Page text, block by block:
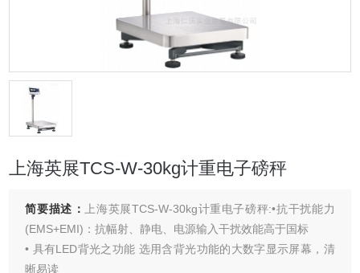
上海英展TCS-W-30kg计重电子磅秤
简要描述：
上海英展TCS-W-30kg计重电子磅秤:•抗干扰能力
(EMS+EMI)：抗幅射、静电、电源输入干扰效能高于国标
• 具有LED背光之功能 选用含背光功能的大数字显示屏幕，清
晰易读